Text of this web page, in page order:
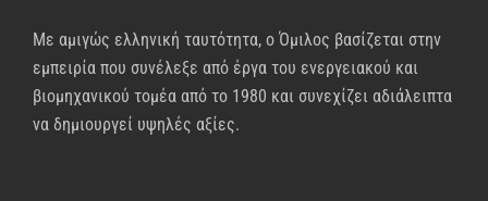
Με αμιγώς ελληνική ταυτότητα, ο Όμιλος βασίζεται στην
εμπειρία που συνέλεξε από έργα του ενεργειακού και
βιομηχανικού τομέα από το 1980 και συνεχίζει αδιάλειπτα
να δημιουργεί υψηλές αξίες.